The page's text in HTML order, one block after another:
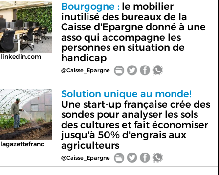
linkedin.com
Bourgogne :le mobilier
inutilisé des bureaux de la
Caisse d'Epargne donné à une
asso qui accompagne les
personnes en situation de
handicap
@Caisse_Epargne
lagazettefranc
Solution unique au monde!
Une start-up française crée des
sondes pour analyser les sols
des cultures et fait économiser
jusqu'à 50% d'engrais aux
agriculteurs
@Caisse_Epargne